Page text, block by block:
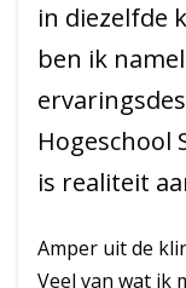
in diezelfde
ben ik
Hogeschool
is realiteit
Amper uit de
Veel van wat ik